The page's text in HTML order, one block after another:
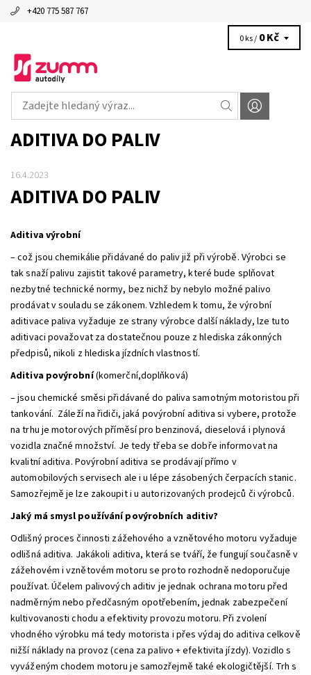
+420 775 587 767
0 ks / 0 Kč
ADITIVA DO PALIV
16.4.2023
ADITIVA DO PALIV
Aditiva výrobní
– což jsou chemikálie přidávané do paliv již při výrobě. Výrobci se
tak snaží palivu zajistit takové parametry, které bude splňovat
nezbytné technické normy, bez nichž by nebylo možné palivo
prodávat v souladu se zákonem. Vzhledem k tomu, že výrobní
aditivace paliva vyžaduje ze strany výrobce další náklady, lze tuto
aditivaci považovat za dostatečnou pouze z hlediska zákonných
předpisů, nikoli z hlediska jízdních vlastností.
Aditiva povýrobní(komerční,doplňková)
– jsou chemické směsi přidávané do paliva samotným motoristou při
tankování. Záleží na řidiči, jaká povýrobní aditiva si vybere, protože
na trhu je motorových příměsí pro benzinová, dieselová i plynová
vozidla značné množství. Je tedy třeba se dobře informovat na
kvalitní aditiva. Povýrobní aditiva se prodávají přímo v
automobilových servisech ale i u lépe zásobených čerpacích stanic.
Samozřejmě je lze zakoupit i u autorizovaných prodejců či výrobců.
Jaký má smysl používání povýrobních aditiv?
Odlišný proces činnosti zážehového a vznětového motoru vyžaduje
odlišná aditiva. Jakákoli aditiva, která se tváří, že fungují současně v
zážehovém i vznětovém motoru se proto rozhodně nedoporučuje
používat. Účelem palivových aditiv je jednak ochrana motoru před
nadměrným nebo předčasným opotřebením, jednak zabezpečení
kultivovanosti chodu a efektivity provozu motoru. Při zvolení
vhodného výrobku má tedy motorista i přes výdaj do aditiva celkově
nižší náklady na provoz (cena za palivo + efektivita jízdy). Vozidlo s
vyváženým chodem motoru je samozřejmě také ekologičtější. Trh s